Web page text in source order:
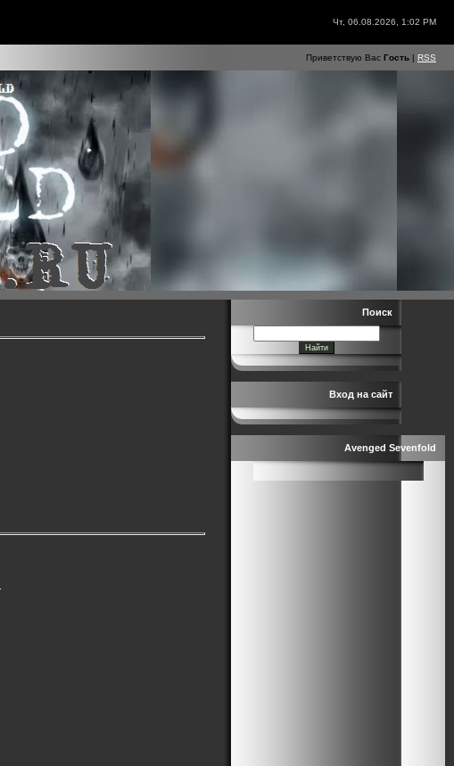
Чт, 06.08.2026, 1:02 PM
Приветствую Вас Гость | RSS
Поиск
Вход на сайт
Avenged Sevenfold